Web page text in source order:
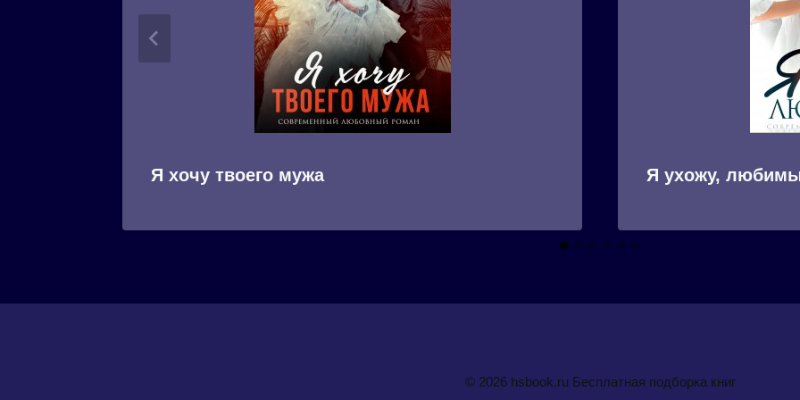
Я хочу твоего мужа Я ухожу,
© 2026 hsbook.ru Бесплатная подборка книг